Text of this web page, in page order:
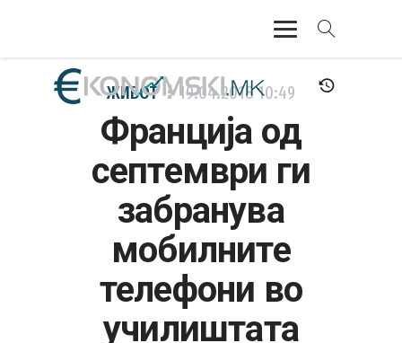
АКТУЕЛНО
ЕКОНОМИЈА
ФИНАНСИИ
БАНКАРСТВО
ЖИВОТ
ЖИВОТ 19.04.201810:49
Франција од
септември ги
забранува
мобилните
телефони во
училиштата